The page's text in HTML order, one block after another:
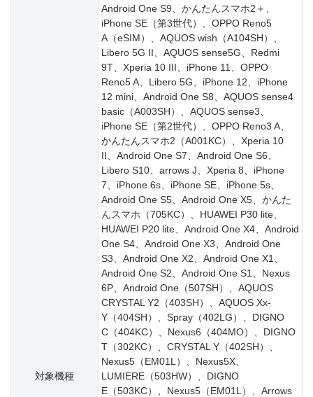
対象機種
Android One S9、かんたんスマホ2＋、
iPhone SE（第3世代）、OPPO Reno5
A（eSIM）、AQUOS wish（A104SH）、
Libero 5G II、AQUOS sense5G、Redmi
9T、Xperia 10 III、iPhone 11、OPPO
Reno5 A、Libero 5G、iPhone 12、iPhone
12 mini、Android One S8、AQUOS sense4
basic（A003SH）、AQUOS sense3、
iPhone SE（第2世代）、OPPO Reno3 A、
かんたんスマホ2（A001KC）、Xperia 10
II、Android One S7、Android One S6、
Libero S10、arrows J、Xperia 8、iPhone
7、iPhone 6s、iPhone SE、iPhone 5s、
Android One S5、Android One X5、かんた
んスマホ（705KC）、HUAWEI P30 lite、
HUAWEI P20 lite、Android One X4、Android
One S4、Android One X3、Android One
S3、Android One X2、Android One X1、
Android One S2、Android One S1、Nexus
6P、Android One（507SH）、AQUOS
CRYSTAL Y2（403SH）、AQUOS Xx-
Y（404SH）、Spray（402LG）、DIGNO
C（404KC）、Nexus6（404MO）、DIGNO
T（302KC）、CRYSTAL Y（402SH）、
Nexus5（EM01L）、Nexus5X、
LUMIERE（503HW）、DIGNO
E（503KC）、Nexus5（EM01L）、Arrows